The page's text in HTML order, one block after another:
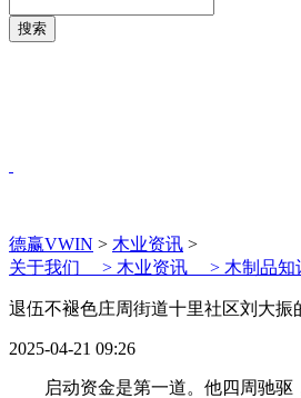
德赢VWIN > 木业资讯 >
关于我们 > 木业资讯 > 木制品
退伍不褪色庄周街道十里社区刘大振
2025-04-21 09:26
启动资金是第一道。他四周驰驱